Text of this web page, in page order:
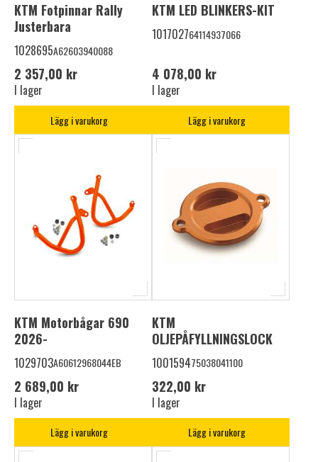
KTM Fotpinnar Rally
Justerbara
1028695A62603940088
2 357,00 kr
I lager
Lägg i varukorg
KTM LED BLINKERS-KIT
101702764114937066
4 078,00 kr
I lager
Lägg i varukorg
KTM Motorbågar 690
2026-
1029703A60612968044EB
2 689,00 kr
I lager
Lägg i varukorg
KTM
OLJEPÅFYLLNINGSLOCK
100159475038041100
322,00 kr
I lager
Lägg i varukorg